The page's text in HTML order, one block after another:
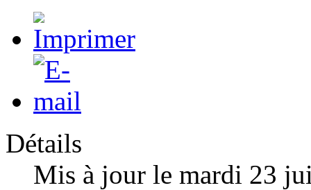
Détails
Mis à jour le mardi 23